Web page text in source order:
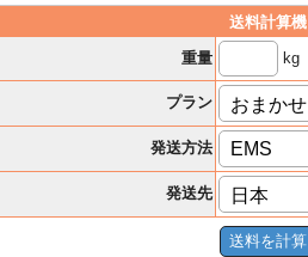
送料計算機
重量
kg
プラン
発送方法
発送先